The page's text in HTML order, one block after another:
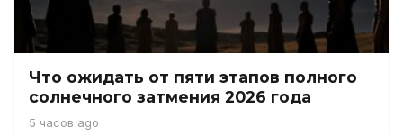
Что ожидать от пяти этапов полного
солнечного затмения 2026 года
5 часов ago